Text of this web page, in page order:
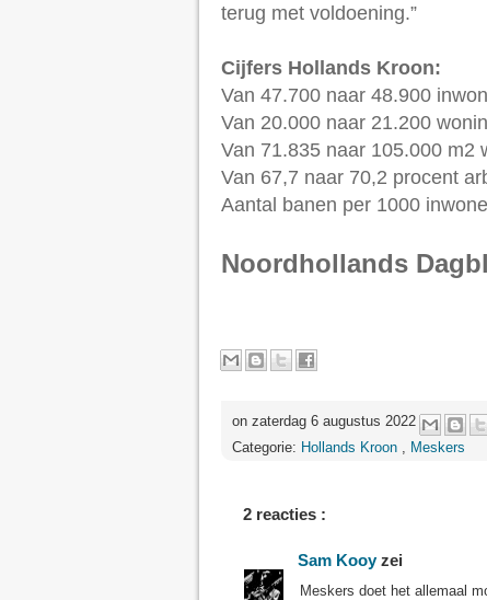
terug met voldoening.”
Cijfers Hollands Kroon:
Van 47.700 naar 48.900
Van 20.000 naar 21.200
Van 71.835 naar 105.000 m2
Van 67,7 naar 70,2 procent
Aantal banen per 1000
Noordhollands
on zaterdag 6 augustus 2022
Categorie: Hollands Kroon Meskers
2 reacties :
Sam Kooyzei
Meskers doet het allemaal